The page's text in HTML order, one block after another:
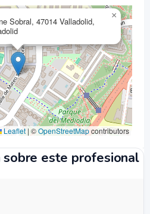
Sobral, 47014 Valladolid,
×
Leaflet | ©OpenStreetMapcontributors
sobre este profesional